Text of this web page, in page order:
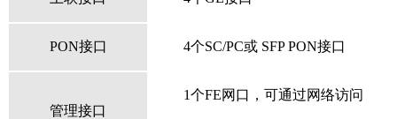
PON接口 4个SC/PC或 SFPPON接口
管理接口
1个FE网口，可通过网络访问